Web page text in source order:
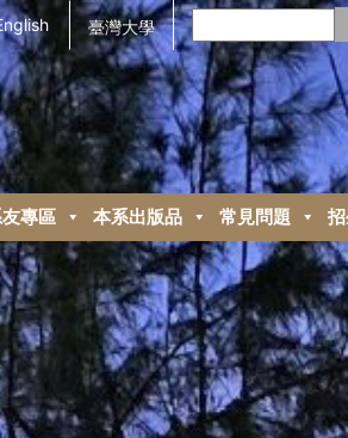
臺灣大學
搜
尋
關
鍵
字:
專區 本系出版品 常見問題